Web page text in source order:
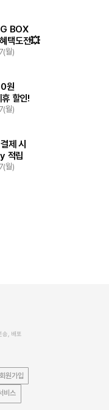
월)
BOX
택도전💥
월)
원
할인!
월)
제 시
적립
, 배포
원가입
비스